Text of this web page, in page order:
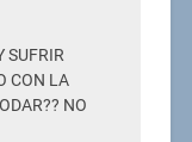
SUFRIR
CON LA
NO